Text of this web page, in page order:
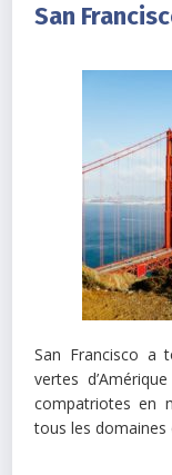
San
San Francisco a
vertes
compatriotes en
tous les domaines